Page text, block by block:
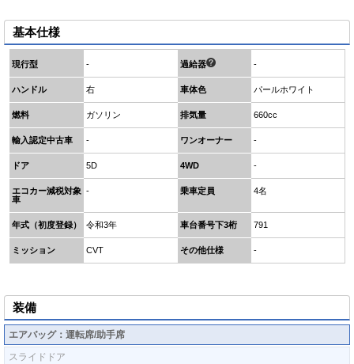
基本仕様
現行型 - 過給器 -
ハンドル 右 車体色 パールホワイト
燃料 ガソリン 排気量 660cc
輸入認定中古車 - ワンオーナー -
ドア 5D 4WD -
エコカー減税対象
車
- 乗車定員 4名
年式（初度登録） 令和3年 車台番号下3桁 791
ミッション CVT その他仕様 -
装備
エアバッグ：運転席/助手席
スライドドア